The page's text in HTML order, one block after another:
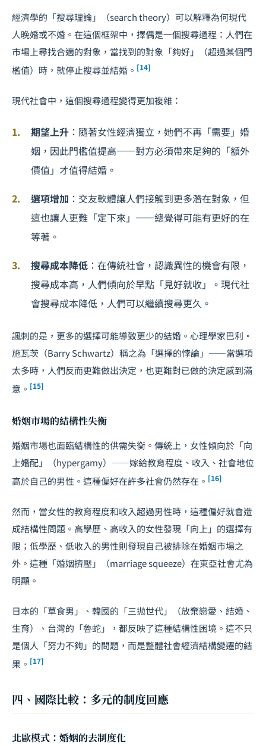
經濟學的「搜尋理論」（search theory）可以解釋為何現代
人晚婚或不婚。在這個框架中，擇偶是一個搜尋過程：人們在
市場上尋找合適的對象，當找到的對象「夠好」（超過某個門
檻值）時，就停止搜尋並結婚。 [14]
現代社會中，這個搜尋過程變得更加複雜：
期望上升 ：隨著女性經濟獨立，她們不再「需要」婚
姻，因此門檻值提高——對方必須帶來足夠的「額外
價值」才值得結婚。
選項增加 ：交友軟體讓人們接觸到更多潛在對象，但
這也讓人更難「定下來」——總覺得可能有更好的在
等著。
搜尋成本降低 ：在傳統社會，認識異性的機會有限，
搜尋成本高，人們傾向於早點「見好就收」。現代社
會搜尋成本降低，人們可以繼續搜尋更久。
諷刺的是，更多的選擇可能導致更少的結婚。心理學家巴利・
施瓦茨（Barry Schwartz）稱之為「選擇的悖論」——當選項
太多時，人們反而更難做出決定，也更難對已做的決定感到滿
意。 [15]
婚姻市場的結構性失衡
婚姻市場也面臨結構性的供需失衡。傳統上，女性傾向於「向
上婚配」（hypergamy）——嫁給教育程度、收入、社會地位
高於自己的男性。這種偏好在許多社會仍然存在。 [16]
然而，當女性的教育程度和收入超過男性時，這種偏好就會造
成結構性問題。高學歷、高收入的女性發現「向上」的選擇有
限；低學歷、低收入的男性則發現自己被排除在婚姻市場之
外。這種「婚姻擠壓」（marriage squeeze）在東亞社會尤為
明顯。
日本的「草食男」、韓國的「三拋世代」（放棄戀愛、結婚、
生育）、台灣的「魯蛇」，都反映了這種結構性困境。這不只
是個人「努力不夠」的問題，而是整體社會經濟結構變遷的結
果。 [17]
四、國際比較：多元的制度回應
北歐模式：婚姻的去制度化